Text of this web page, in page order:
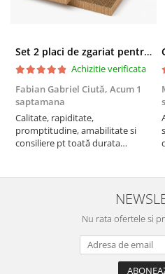
Set 2 placi de zgariat pentru casuta pisici BUNTZ KJW5086, compatibile cu casuta 59 x 28.5 x 35 cm
Achizitie verificata
Fabian Gabriel Ciută, Acum 1
saptamana
Calitate, rapiditate,
promptitudine, amabilitate si
consiliere pt toată durata
Nu rata ofertele si